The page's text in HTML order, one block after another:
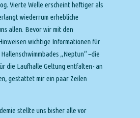
Vierte Welle erscheint heftiger als
wiederrum erhebliche
allen. Bevor wir mit den
wichtige Informationen für
„Neptun“ –die
die Laufhalle Geltung entfalten- an
gestattet mir ein paar Zeilen
stellte uns bisher alle vor